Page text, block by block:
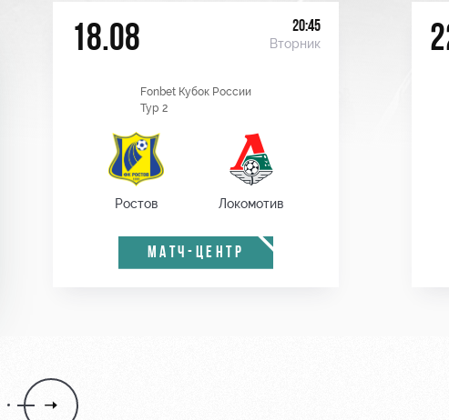
18.08 20:45
Вторник
Fonbet Кубок России
Тур 2
Ростов Локомотив
МАТЧ-ЦЕНТР